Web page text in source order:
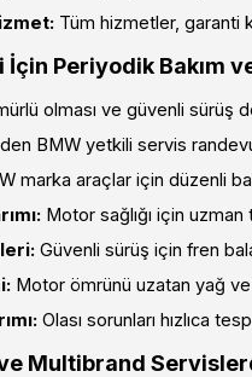
Tüm hizmetler, garanti
Periyodik Bakım
olması ve güvenli
BMW yetkili servis
marka araçlar için düzenli
Motor sağlığı için
Güvenli sürüş için fren
Motor ömrünü uzatan yağ
Olası sorunları hızlıca
Multibrand